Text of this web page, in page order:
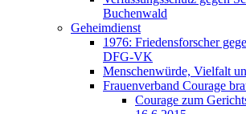
Buchenwald
Geheimdienst
1976: Friedensforscher
DFG-VK
Menschenwürde, Vielfalt
Frauenverband Courage
Courage zum